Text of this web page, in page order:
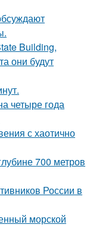
Building,
они будут
четыре года
с хаотично
700 метров
России в
морской